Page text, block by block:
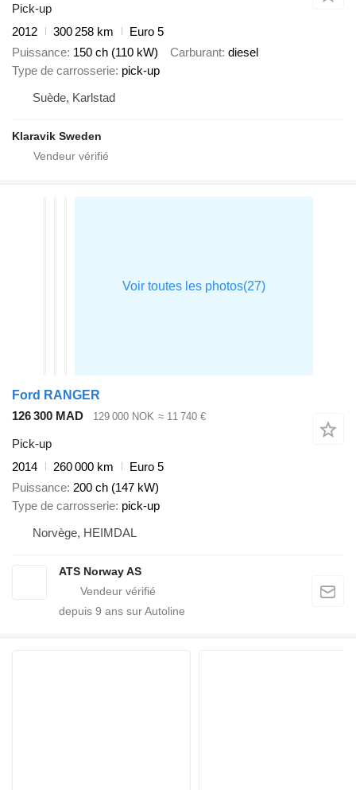
Pick-up
2012
300 258 km
Euro 5
Puissance 150 ch (110 kW) Carburant diesel
Type de carrosserie pick-up
Suède, Karlstad
Klaravik Sweden
Ford RANGER
126 300 MAD
129 000 NOK ≈ 11 740 €
Pick-up
2014
260 000 km
Euro 5
Puissance 200 ch (147 kW)
Type de carrosserie pick-up
Norvège, HEIMDAL
ATS Norway AS
depuis 9 ans sur Autoline